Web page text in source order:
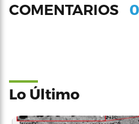
COMENTARIOS 0
Lo Último